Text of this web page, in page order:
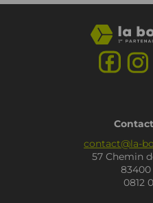
contact@la-
57 Chemin
83400
0812